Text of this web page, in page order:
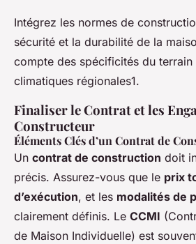
Intégrez les normes de
sécurité et la durabilité de la
compte des spécificités du
climatiques régionales1.
Finaliser le Contrat et les
Constructeur
Éléments Clés d’un Contrat de
Un contrat de construction doit
précis. Assurez-vous que le prix
d’exécution, et les modalités de
clairement définis. Le CCMI
de Maison Individuelle) est